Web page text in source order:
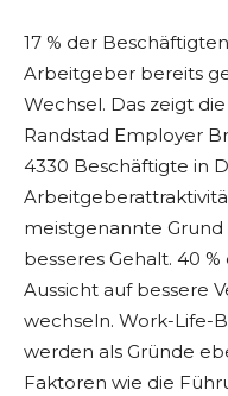
17 % der
Arbeitgeber bereits
Wechsel. Das zeigt
Randstad Employer
4330 Beschäftigte in
meistgenannte
besseres Gehalt. 40
Aussicht auf bessere
wechseln. Work-Life-
werden als Gründe
Faktoren wie die